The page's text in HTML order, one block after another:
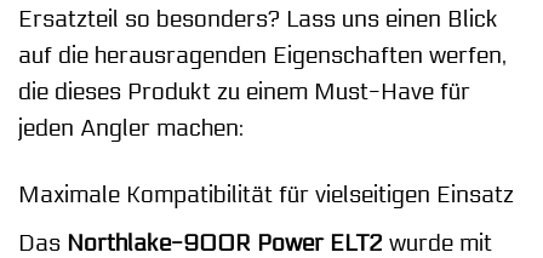
Ersatzteil so besonders? Lass uns einen Blick
auf die herausragenden Eigenschaften werfen,
die dieses Produkt zu einem Must-Have für
jeden Angler machen:
Maximale Kompatibilität für vielseitigen Einsatz
Das Northlake-900R Power ELT2 wurde mit